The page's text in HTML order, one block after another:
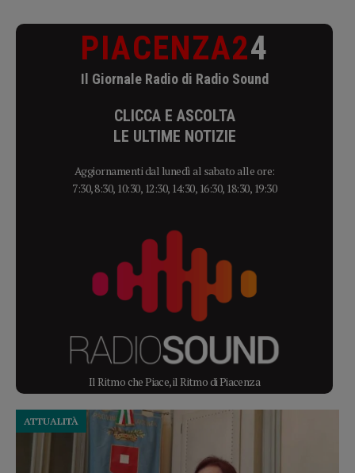
PIACENZA24
Il Giornale Radio di Radio Sound
CLICCA E ASCOLTA
LE ULTIME NOTIZIE
Aggiornamenti dal lunedì al sabato alle ore:
7:30, 8:30, 10:30, 12:30, 14:30, 16:30, 18:30, 19:30
Il Ritmo che Piace, il Ritmo di Piacenza
ATTUALITÀ